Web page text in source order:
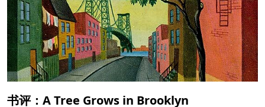
书评：A Tree Grows in Brooklyn